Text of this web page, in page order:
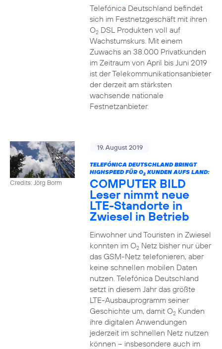
Telefónica Deutschland befindet
sich im Festnetzgeschäft mit ihren
O2DSL Produkten voll auf
Wachstumskurs. Mit einem
Zuwachs an 38.000 Privatkunden
im Zeitraum von April bis Juni 2019
ist der Telekommunikationsanbieter
der derzeit am stärksten
wachsende nationale
Festnetzanbieter.
Credits: Jörg Borm
19. August 2019
TELEFÓNICA DEUTSCHLAND BRINGT
HIGHSPEED FÜR O2KUNDEN AUFS LAND:
COMPUTER BILD
Leser nimmt neue
LTE-Standorte in
Zwiesel in Betrieb
Einwohner und Touristen in Zwiesel
konnten im O2Netz bisher nur über
das GSM-Netz telefonieren, aber
keine schnellen mobilen Daten
nutzen. Telefónica Deutschland
setzt in diesem Jahr das größte
LTE-Ausbauprogramm seiner
Geschichte um, damit O2Kunden
ihre digitalen Anwendungen
jederzeit im schnellen Netz nutzen
können – insbesondere auch im